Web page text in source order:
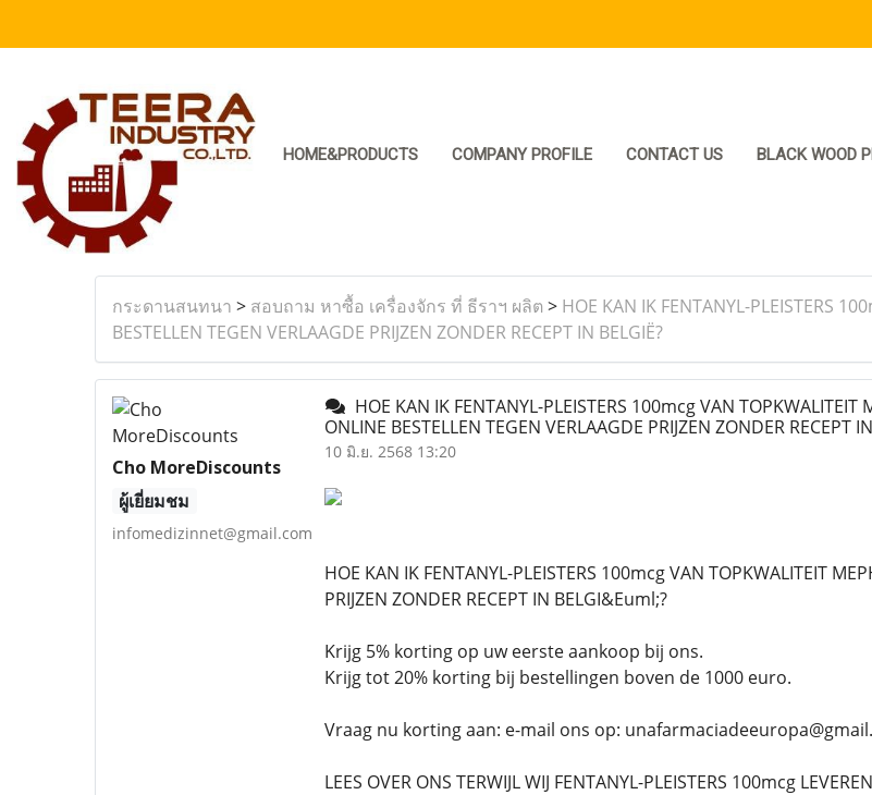
HOME&PRODUCTS COMPANY PROFILE CONTACT US BLACK WOOD
กระดานสนทนา > สอบถาม หาซื้อ เครื่องจักร ที่ ธีราฯ ผลิต > HOE KAN IK FENTANYL-PLEISTERS
BESTELLEN TEGEN VERLAAGDE PRIJZEN ZONDER RECEPT IN BELGIË?
Cho MoreDiscounts
ผู้เยี่ยมชม
infomedizinnet@gmail.com
HOE KAN IK FENTANYL-PLEISTERS 100mcg VAN TOPKWALITEIT
ONLINE BESTELLEN TEGEN VERLAAGDE PRIJZEN ZONDER RECEPT
10 มิ.ย. 2568 13:20
HOE KAN IK FENTANYL-PLEISTERS 100mcg VAN TOPKWALITEIT
PRIJZEN ZONDER RECEPT IN BELGI&Euml;?
Krijg 5% korting op uw eerste aankoop bij ons.
Krijg tot 20% korting bij bestellingen boven de 1000 euro.
Vraag nu korting aan: e-mail ons op:
LEES OVER ONS TERWIJL WIJ FENTANYL-PLEISTERS 100mcg